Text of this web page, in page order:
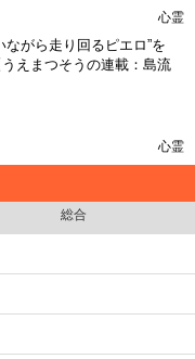
心霊
ながら走り回るピエロ”を
えまつそうの連載：島流
心霊
総合